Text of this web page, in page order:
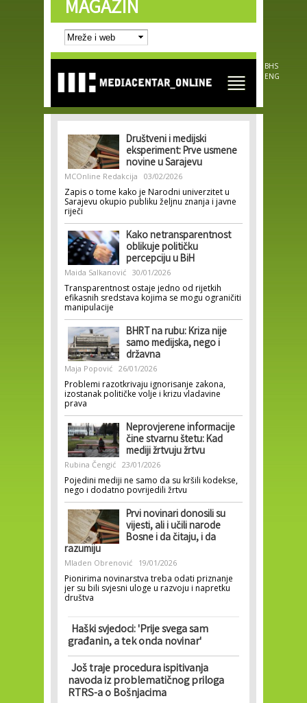
Skip to
main
content
MAGAZIN
BHS
ENG
Društveni i medijski
eksperiment: Prve usmene
novine u Sarajevu
MCOnline Redakcija 03/02/2026
Zapis o tome kako je Narodni univerzitet u
Sarajevu okupio publiku željnu znanja i javne
riječi
Kako netransparentnost
oblikuje političku
percepciju u BiH
Maida Salkanović 30/01/2026
Transparentnost ostaje jedno od rijetkih
efikasnih sredstava kojima se mogu ograničiti
manipulacije
BHRT na rubu: Kriza nije
samo medijska, nego i
državna
Maja Popović 26/01/2026
Problemi razotkrivaju ignorisanje zakona,
izostanak političke volje i krizu vladavine
prava
Neprovjerene informacije
čine stvarnu štetu: Kad
mediji žrtvuju žrtvu
Rubina Čengić 23/01/2026
Pojedini mediji ne samo da su kršili kodekse,
nego i dodatno povrijedili žrtvu
Prvi novinari donosili su
vijesti, ali i učili narode
Bosne i da čitaju, i da
razumiju
Mladen Obrenović 19/01/2026
Pionirima novinarstva treba odati priznanje
jer su bili svjesni uloge u razvoju i napretku
društva
Haški svjedoci: 'Prije svega sam
građanin, a tek onda novinar'
Još traje procedura ispitivanja
navoda iz problematičnog priloga
RTRS-a o Bošnjacima